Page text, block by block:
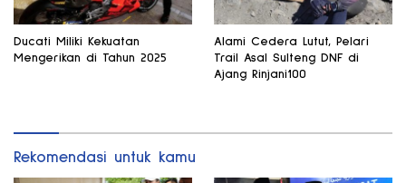
Ducati Miliki Kekuatan
Mengerikan di Tahun 2025
Alami Cedera Lutut, Pelari
Trail Asal Sulteng DNF di
Ajang Rinjani100
Rekomendasi untuk kamu